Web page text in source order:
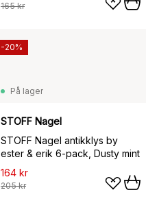
165 kr
På lager
STOFF Nagel
STOFF Nagel antikklys by
ester & erik 6-pack, Dusty mint
164 kr
205 kr
-20%